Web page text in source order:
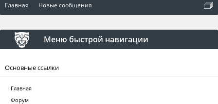
Главная Новые сообщения
Меню быстрой навигации
Основные ссылки
Главная
Форум
оват